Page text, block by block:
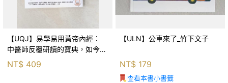
【UQJ】易學易用黃帝內經：
中醫師反覆研讀的寶典，如今一
般人也能實踐。12條經絡、365
個穴位白話詳解，經之所過，病
NT$ 409
【ULN】公車來了_竹下文子
NT$ 179
查看本書小書籤